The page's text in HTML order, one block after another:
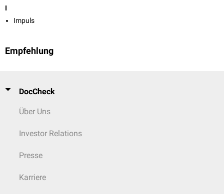
I
Impuls
Empfehlung
DocCheck
Über Uns
Investor Relations
Presse
Karriere